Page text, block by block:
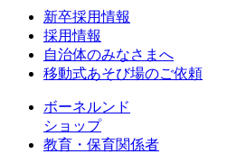
新卒採用情報
採用情報
自治体のみなさまへ
移動式あそび場のご依頼
ボーネルンド
ショップ
教育・保育関係者